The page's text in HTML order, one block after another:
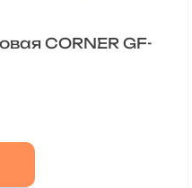
CORNER GF-